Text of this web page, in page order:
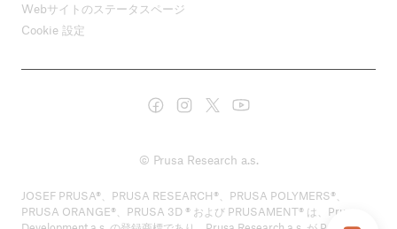
Webサイトのステータスページ
Cookie 設定
© Prusa Research a.s.
JOSEF PRUSA®、PRUSA RESEARCH®、PRUSA POLYMERS®、
PRUSA ORANGE®、PRUSA 3D ® および PRUSAMENT® は、Prusa